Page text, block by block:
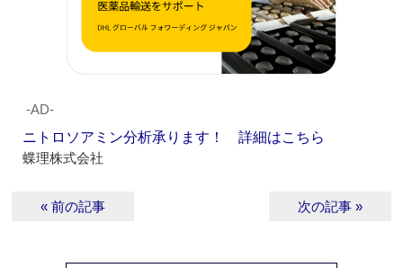
‐AD‐
ニトロソアミン分析承ります！ 詳細はこちら
蝶理株式会社
« 前の記事 次の記事 »